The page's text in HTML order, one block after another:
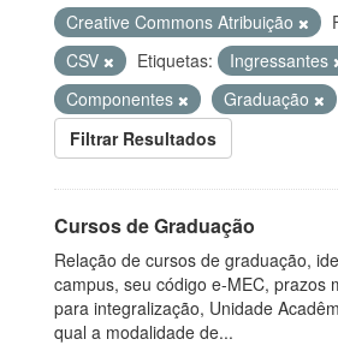
Creative Commons Atribuição
CSV
Etiquetas: Ingressantes
Componentes
Graduação
Filtrar Resultados
Cursos de Graduação
Relação de cursos de graduação,
campus, seu código e-MEC, prazos
para integralização, Unidade
qual a modalidade de...